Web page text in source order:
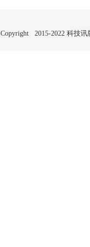
Copyright 2015-2022 科技